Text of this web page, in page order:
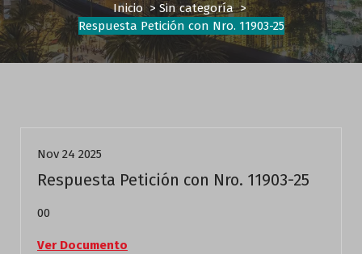
Inicio>Sin categoría>
Respuesta Petición con Nro. 11903-25
Nov 24 2025
Respuesta Petición con Nro. 11903-25
00
Ver Documento